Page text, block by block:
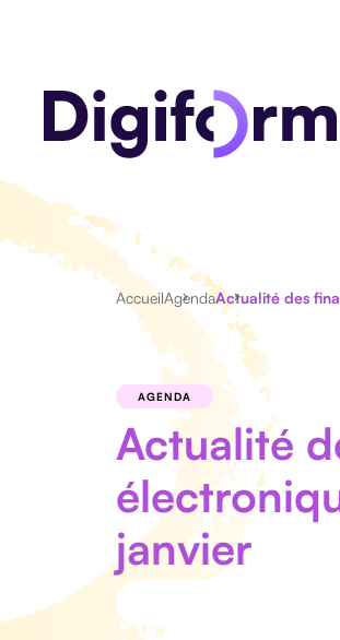
AccueilAgendaActualité des
AGENDA
Actualité
janvier